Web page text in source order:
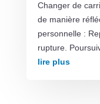
Changer de
de manière
personnelle :
rupture.
lire plus